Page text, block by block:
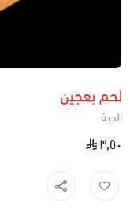
لحم بعجين
الحبة
٣٫٥٠